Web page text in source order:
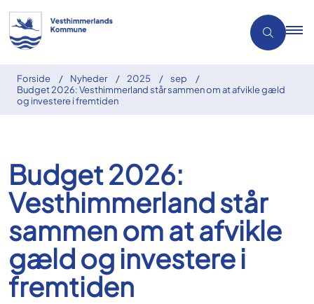
Forside Nyheder 2025
sep
Budget 2026: Vesthimmerland står sammen om at afvikle gæld
og investere i fremtiden
Budget 2026:
Vesthimmerland står
sammen om at afvikle
gæld og investere i
fremtiden